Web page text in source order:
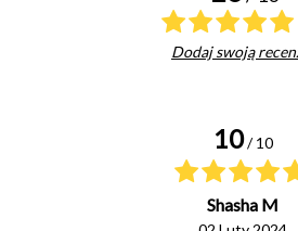
Dodaj swoją
10 / 10
Shasha M